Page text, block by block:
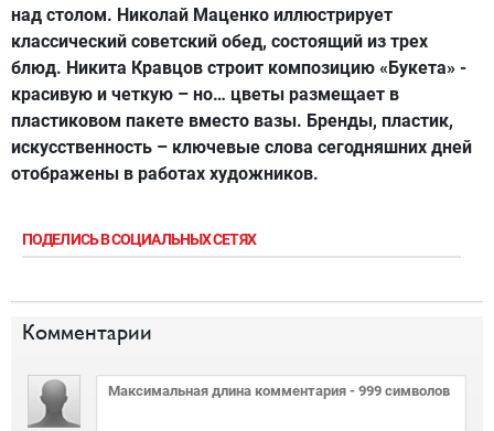
над столом. Николай Маценко иллюстрирует
классический советский обед, состоящий из трех
блюд. Никита Кравцов строит композицию «Букета» -
красивую и четкую – но… цветы размещает в
пластиковом пакете вместо вазы. Бренды, пластик,
искусственность – ключевые слова сегодняшних дней
отображены в работах художников.
ПОДЕЛИСЬ В СОЦИАЛЬНЫХ СЕТЯХ
Комментарии